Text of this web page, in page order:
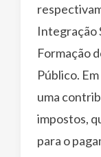
Integração
Formação
Público.
uma
impostos,
para o